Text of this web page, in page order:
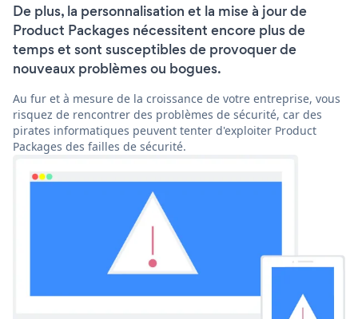
De plus, la personnalisation et la mise à jour de
Product Packages nécessitent encore plus de
temps et sont susceptibles de provoquer de
nouveaux problèmes ou bogues.
Au fur et à mesure de la croissance de votre entreprise, vous
risquez de rencontrer des problèmes de sécurité, car des
pirates informatiques peuvent tenter d'exploiter Product
Packages des failles de sécurité.